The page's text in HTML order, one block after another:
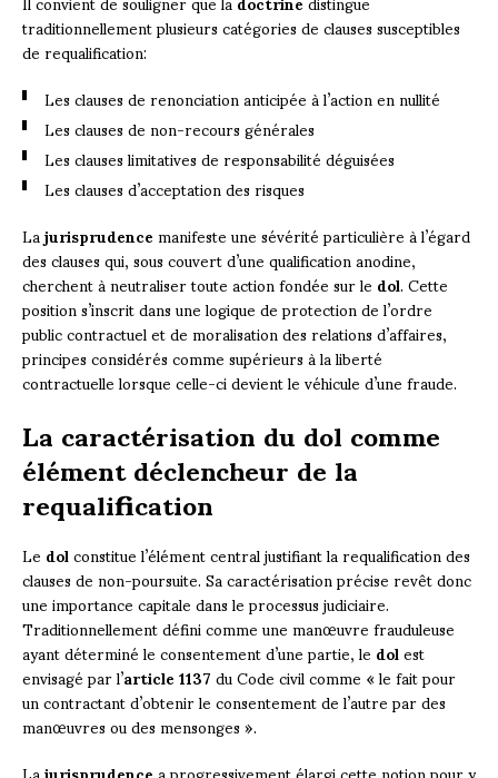
traditionnellement plusieurs catégories de clauses susceptibles
de requalification:
Les clauses de renonciation anticipée à l’action en nullité
Les clauses de non-recours générales
Les clauses limitatives de responsabilité déguisées
Les clauses d’acceptation des risques
Lajurisprudencemanifeste une sévérité particulière à l’égard
des clauses qui, sous couvert d’une qualification anodine,
cherchent à neutraliser toute action fondée sur ledol. Cette
position s’inscrit dans une logique de protection de l’ordre
public contractuel et de moralisation des relations d’affaires,
principes considérés comme supérieurs à la liberté
contractuelle lorsque celle-ci devient le véhicule d’une fraude.
La caractérisation du dol comme
élément déclencheur de la
requalification
Ledolconstitue l’élément central justifiant la requalification des
clauses de non-poursuite. Sa caractérisation précise revêt donc
une importance capitale dans le processus judiciaire.
Traditionnellement défini comme une manœuvre frauduleuse
ayant déterminé le consentement d’une partie, ledolest
envisagé par l’article 1137du Code civil comme « le fait pour
un contractant d’obtenir le consentement de l’autre par des
manœuvres ou des mensonges ».